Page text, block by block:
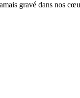
gravé dans nos